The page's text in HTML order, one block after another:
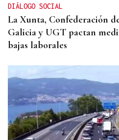
DIÁLOGO SOCIAL
La Xunta, Confederación
Galicia y UGT pactan
bajas laborales